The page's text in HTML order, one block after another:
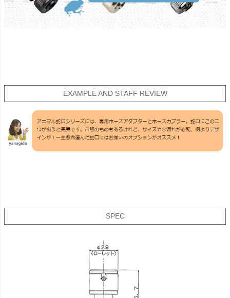
EXAMPLE AND STAFF REVIEW
SPEC